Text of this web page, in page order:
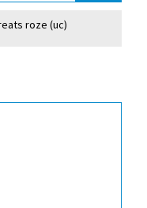
roze (uc)